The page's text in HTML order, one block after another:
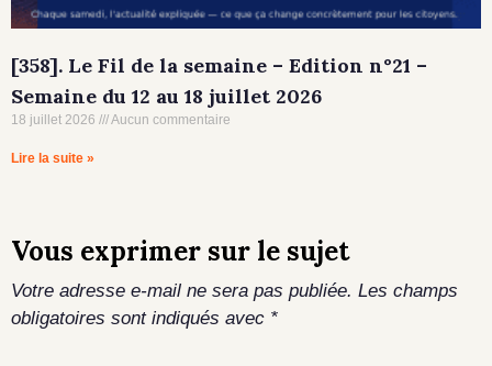
[358]. Le Fil de la semaine – Edition n°21 –
Semaine du 12 au 18 juillet 2026
18 juillet 2026 Aucun commentaire
Lire la suite »
Vous exprimer sur le sujet
Votre adresse e-mail ne sera pas publiée. Les champs
obligatoires sont indiqués avec *